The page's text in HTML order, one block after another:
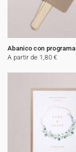
Abanico con programa
A partir de 1,80 €